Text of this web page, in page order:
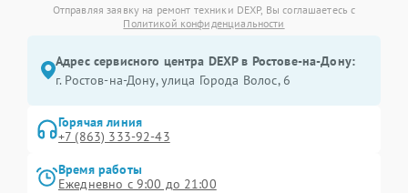
Отправляя заявку на ремонт техники DEXP, Вы соглашаетесь с
Политикой конфиденциальности
Адрес сервисного центра DEXP в Ростове-на-Дону:
г. Ростов-на-Дону, улица Города Волос, 6
Горячая линия
+7 (863) 333-92-43
Время работы
Ежедневно с 9:00 до 21:00